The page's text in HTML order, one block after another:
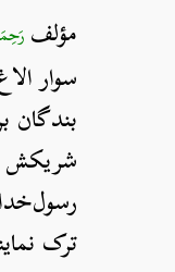
مؤلف
سوار
ترک